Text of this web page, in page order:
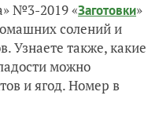
№3-2019 «Заготовки»
солений и
Узнаете также, какие
можно
и ягод. Номер в